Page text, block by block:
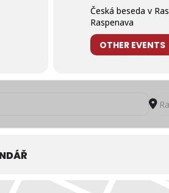
Česká beseda v
Raspenava
OTHER EVENTS
výstava králíků, holubů a drůbeže